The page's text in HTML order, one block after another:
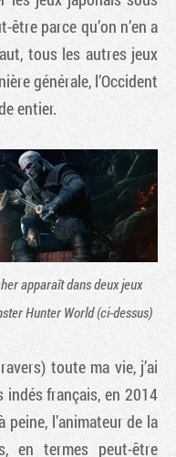
être parce qu’on n’en a
tous les autres jeux
générale, l’Occident
entier.
apparaît dans deux jeux
Hunter World (ci-dessus)
toute ma vie, j’ai
indés français, en 2014
l’animateur de la
en termes peut-être